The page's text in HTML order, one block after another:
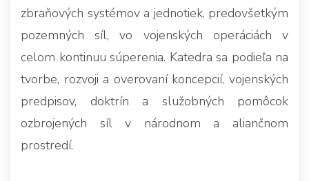
zbraňových systémov a jednotiek, predovšetkým
pozemných síl, vo vojenských operáciách v
celom kontinuu súperenia. Katedra sa podieľa na
tvorbe, rozvoji a overovaní koncepcií, vojenských
predpisov, doktrín a služobných pomôcok
ozbrojených síl v národnom a aliančnom
prostredí.